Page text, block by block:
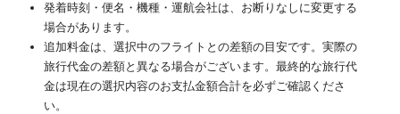
発着時刻・便名・機種・運航会社は、お断りなしに変更する
場合があります。
追加料金は、選択中のフライトとの差額の目安です。実際の
旅行代金の差額と異なる場合がございます。最終的な旅行代
金は現在の選択内容のお支払金額合計を必ずご確認くださ
い。